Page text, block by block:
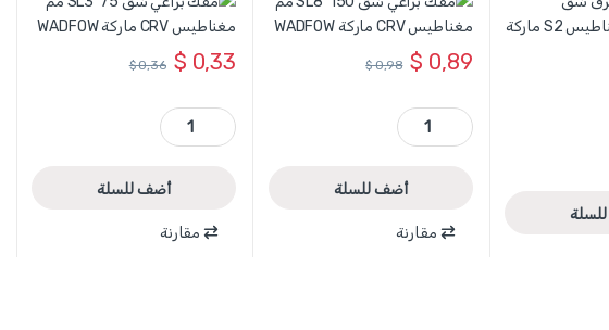
$ 0,89
$0,98
WSD1286 - مفك براغي شق SL8*150 مم مغناطيس CRV ماركة WADFOW quantity
أضف للسلة
مقارنة
$ 0,33
$0,36
WSD1233 - مفك براغي شق 75*SL3 مم مغناطيس CRV ماركة WADFOW quantity
أضف للسلة
مقارنة